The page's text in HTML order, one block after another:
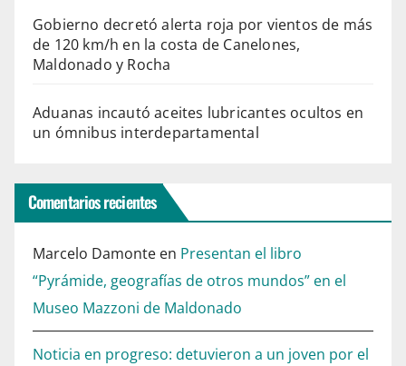
Gobierno decretó alerta roja por vientos de más
de 120 km/h en la costa de Canelones,
Maldonado y Rocha
Aduanas incautó aceites lubricantes ocultos en
un ómnibus interdepartamental
Comentarios recientes
Marcelo Damonte en Presentan el libro
“Pyrámide, geografías de otros mundos” en el
Museo Mazzoni de Maldonado
Noticia en progreso: detuvieron a un joven por el